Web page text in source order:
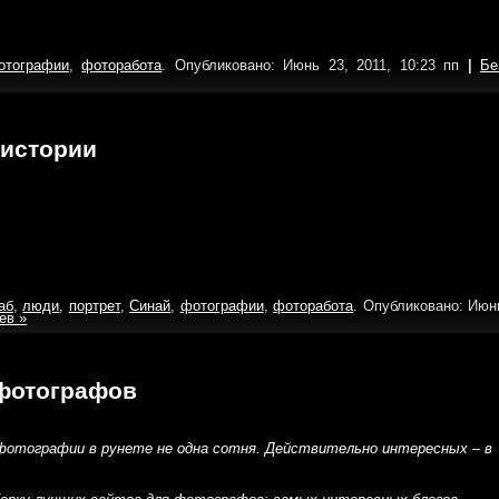
,фоторабота . Опубликовано: Июнь 23, 2011, 10:23 пп |
,люди, портрет,Синай, фотографии,фоторабота. Опубликовано:
»
в рунете не одна сотня. Действительно интересных – в